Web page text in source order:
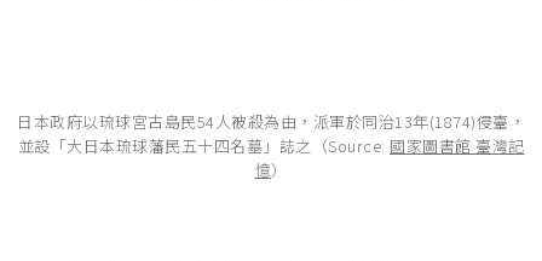
日本政府以琉球宮古島民54人被殺為由，派軍於同治13年(1874)侵臺，
並設「大日本琉球藩民五十四名墓」誌之（Source: 國家圖書館 臺灣記
憶）